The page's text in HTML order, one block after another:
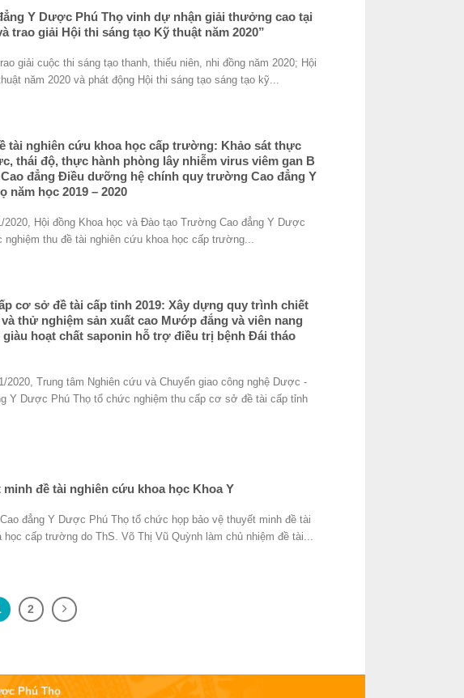
Y Dược Phú Thọ vinh dự nhận giải thưởng cao tại
trao giải Hội thi sáng tạo Kỹ thuật năm 2020”
giải cuộc thi sáng tạo thanh, thiếu niên, nhi đồng năm 2020; Hội
năm 2020 và phát động Hội thi sáng tạo sáng tạo kỹ...
tài nghiên cứu khoa học cấp trường: Khảo sát thực
thái độ, thực hành phòng lây nhiễm virus viêm gan B
đẳng Điều dưỡng hệ chính quy trường Cao đẳng Y
năm học 2019 – 2020
2020, Hội đồng Khoa học và Đào tạo Trường Cao đẳng Y Dược
nghiệm thu đề tài nghiên cứu khoa học cấp trường...
cơ sở đề tài cấp tỉnh 2019: Xây dựng quy trình chiết
thử nghiệm sản xuất cao Mướp đắng và viên nang
hoạt chất saponin hỗ trợ điều trị bệnh Đái tháo
2020, Trung tâm Nghiên cứu và Chuyển giao công nghệ Dược -
Y Dược Phú Thọ tổ chức nghiệm thu cấp cơ sở đề tài cấp tỉnh
minh đề tài nghiên cứu khoa học Khoa Y
đẳng Y Dược Phú Thọ tổ chức họp bảo vệ thuyết minh đề tài
học cấp trường do ThS. Võ Thị Vũ Quỳnh làm chủ nhiệm đề tài...
2
Phú Thọ